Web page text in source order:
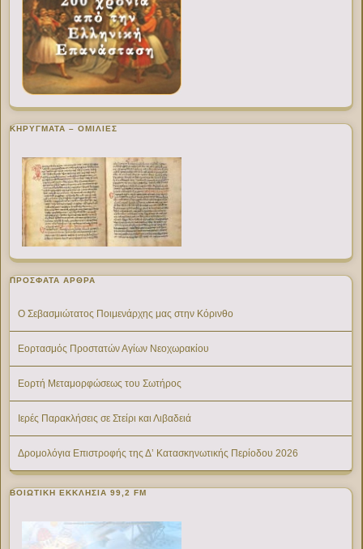
ΚΗΡΥΓΜΑΤΑ – ΟΜΙΛΙΕΣ
ΠΡΌΣΦΑΤΑ ΆΡΘΡΑ
Ο Σεβασμιώτατος Ποιμενάρχης μας στην Κόρινθο
Εορτασμός Προστατών Αγίων Νεοχωρακίου
Εορτή Μεταμορφώσεως του Σωτήρος
Ιερές Παρακλήσεις σε Στείρι και Λιβαδειά
Δρομολόγια Επιστροφής της Δ’ Κατασκηνωτικής Περίοδου 2026
ΒΟΙΩΤΙΚΉ ΕΚΚΛΗΣΊΑ 99,2 FM